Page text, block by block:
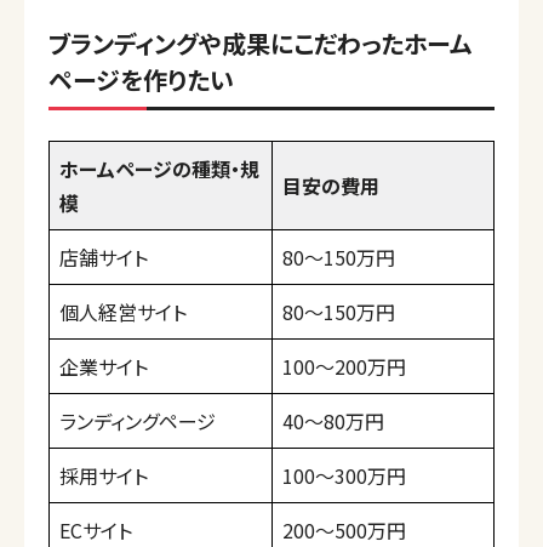
ブランディングや成果にこだわったホーム
ページを作りたい
ホームページの種類・規
模
目安の費用
店舗サイト
80〜150万円
個人経営サイト
80〜150万円
企業サイト
100〜200万円
ランディングページ
40〜80万円
採用サイト
100〜300万円
ECサイト
200〜500万円